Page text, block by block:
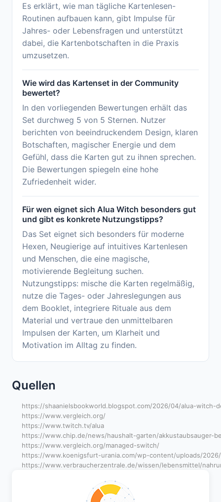
Es erklärt, wie man tägliche Kartenlesen-
Routinen aufbauen kann, gibt Impulse für
Jahres- oder Lebensfragen und unterstützt
dabei, die Kartenbotschaften in die Praxis
umzusetzen.
Wie wird das Kartenset in der Community
bewertet?
In den vorliegenden Bewertungen erhält das
Set durchweg 5 von 5 Sternen. Nutzer
berichten von beeindruckendem Design, klaren
Botschaften, magischer Energie und dem
Gefühl, dass die Karten gut zu ihnen sprechen.
Die Bewertungen spiegeln eine hohe
Zufriedenheit wider.
Für wen eignet sich Alua Witch besonders gut
und gibt es konkrete Nutzungstipps?
Das Set eignet sich besonders für moderne
Hexen, Neugierige auf intuitives Kartenlesen
und Menschen, die eine magische,
motivierende Begleitung suchen.
Nutzungstipps: mische die Karten regelmäßig,
nutze die Tages- oder Jahreslegungen aus
dem Booklet, integriere Rituale aus dem
Material und vertraue den unmittelbaren
Impulsen der Karten, um Klarheit und
Motivation im Alltag zu finden.
Quellen
https://shaanielsbookworld.blogspot.com/2026/04/alua-witch-
https://www.vergleich.org/
https://www.twitch.tv/alua
https://www.chip.de/news/haushalt-garten/akkustaubsauger-
https://www.vergleich.org/managed-switch/
https://www.koenigsfurt-urania.com/wp-content/uploads/
https://www.verbraucherzentrale.de/wissen/lebensmittel/